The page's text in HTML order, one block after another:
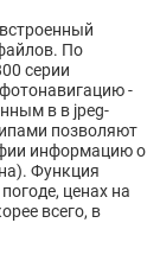
По
серии
-
в в jpeg-
позволяют
информацию о
Функция
ценах на
всего, в